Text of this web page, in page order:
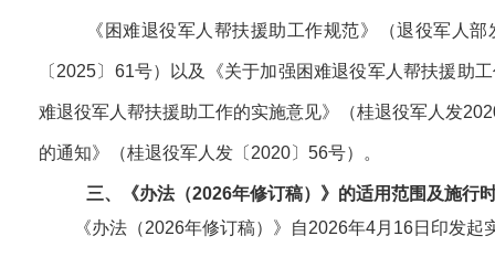
《困难退役军人帮扶援助工作规范》（退役军人
〔2025〕61号）以及《关于加强困难退役军人帮扶援助
难退役军人帮扶援助工作的实施意见》（桂退役军人发
的通知》（桂退役军人发〔2020〕56号）。
三、《办法（2026年修订稿）》的适用范围及施行
《办法（2026年修订稿）》自2026年4月16日印发